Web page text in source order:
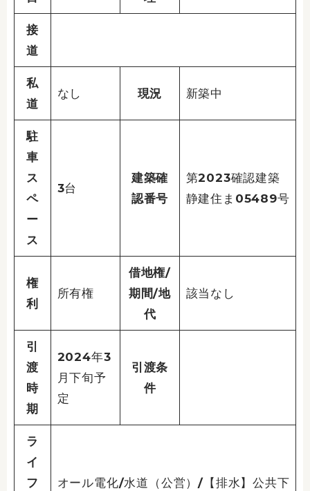
接
道
私
道
なし 現況 新築中
駐
車
ス
ペ
ー
ス
3台
建築確
認番号
第2023確認建築
静建住ま05489号
権
利
所有権
借地権/
期間/地
代
該当なし
引
渡
時
期
2024年3
月下旬予
定
引渡条
件
ラ
イ
フ
オール電化/水道（公営）/【排水】公共下